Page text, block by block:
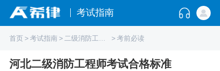
考试指南
首页>考试指南> > 考前必读
河北二级消防工程师考试合格标准